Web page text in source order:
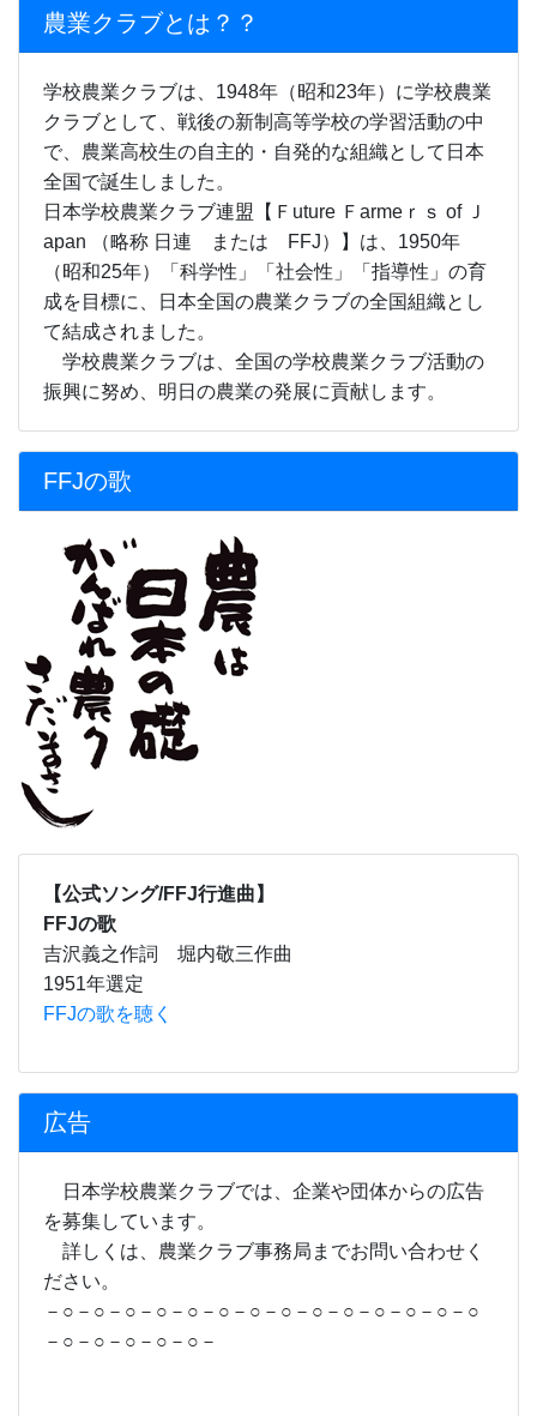
農業クラブとは？？
学校農業クラブは、1948年（昭和23年）に学校農業
クラブとして、戦後の新制高等学校の学習活動の中
で、農業高校生の自主的・自発的な組織として日本
全国で誕生しました。
日本学校農業クラブ連盟【Ｆuture Ｆarmeｒｓ of Ｊ
apan （略称 日連 または FFJ）】は、1950年
（昭和25年）「科学性」「社会性」「指導性」の育
成を目標に、日本全国の農業クラブの全国組織とし
て結成されました。
学校農業クラブは、全国の学校農業クラブ活動の
振興に努め、明日の農業の発展に貢献します。
FFJの歌
【公式ソング/FFJ行進曲】
FFJの歌
吉沢義之作詞 堀内敬三作曲
1951年選定
FFJの歌を聴く
広告
日本学校農業クラブでは、企業や団体からの広告
を募集しています。
詳しくは、農業クラブ事務局までお問い合わせく
ださい。
－○－○－○－○－○－○－○－○－○－○－○－○－○－○
－○－○－○－○－○－